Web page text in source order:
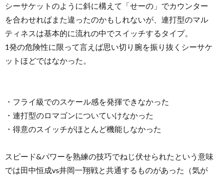
シーサケットのように斜に構えて「せーの」でカウンター
を合わせればまた違ったのかもしれないが、連打型のマル
ティネスは基本的に流れの中でスイッチするタイプ。
1発の危険性に限って言えば思い切り腕を振り抜くシーサケ
ットほどではなかった。
・フライ級でのスケール感を発揮できなかった
・連打型のロマゴンについていけなかった
・得意のスイッチがほとんど機能しなかった
スピード&パワーを熟練の技巧でねじ伏せられたという意味
では田中恒成vs井岡一翔戦と共通するものがあった（気が